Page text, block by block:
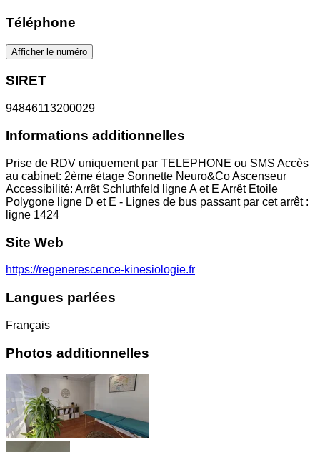
Téléphone
Afficher le numéro
SIRET
94846113200029
Informations additionnelles
Prise de RDV uniquement par TELEPHONE ou SMS Accès
au cabinet: 2ème étage Sonnette Neuro&Co Ascenseur
Accessibilité: Arrêt Schluthfeld ligne A et E Arrêt Etoile
Polygone ligne D et E - Lignes de bus passant par cet arrêt :
ligne 1424
Site Web
https://regenerescence-kinesiologie.fr
Langues parlées
Français
Photos additionnelles